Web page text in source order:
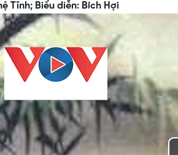
Tĩnh; Biểu diễn: Bích Hợi